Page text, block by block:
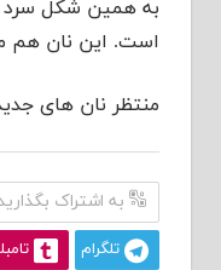
به همین شکل سرد
است. این نان
منتظر نان های
به اشتراک
تلگرام